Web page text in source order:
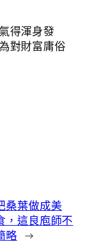
得渾身發
對財富庸俗
桑葉做成美
，這良庖師不
略 →